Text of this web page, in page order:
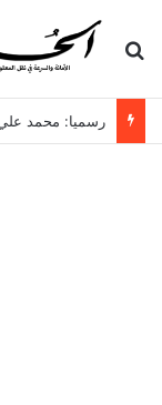
بحث عن
رسميا: محمد